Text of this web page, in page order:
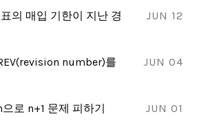
JUN 12
의 매입 기한이 지난 경
JUN 04
number)를
JUN 01
로 n+1 문제 피하기